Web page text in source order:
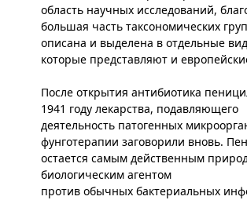
область научных исследований,
большая часть таксономических
описана и выделена в отдельные
которые представляют и
После открытия антибиотика
1941 году лекарства, подавляющего
деятельность патогенных
фунготерапии заговорили вновь.
остается самым действенным
биологическим агентом
против обычных бактериальных